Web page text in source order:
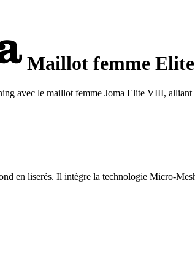
Maillot femme
avec le maillot femme Joma Elite VIII, alliant
en liserés. Il intègre la technologie Micro-